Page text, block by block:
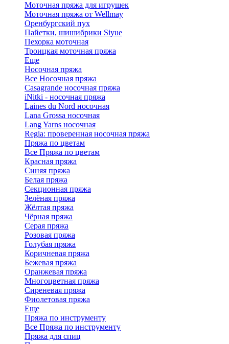
Моточная пряжа для игрушек
Моточная пряжа от Wellmay
Оренбургский пух
Пайетки, шишибрики Siyue
Пехорка моточная
Троицкая моточная пряжа
Еще
Носочная пряжа
Все Носочная пряжа
Casagrande носочная пряжа
iNitki - носочная пряжа
Laines du Nord носочная
Lana Grossa носочная
Lang Yarns носочная
Regia: проверенная носочная пряжа
Пряжа по цветам
Все Пряжа по цветам
Красная пряжа
Синяя пряжа
Белая пряжа
Секционная пряжа
Зелёная пряжа
Жёлтая пряжа
Чёрная пряжа
Серая пряжа
Розовая пряжа
Голубая пряжа
Коричневая пряжа
Бежевая пряжа
Оранжевая пряжа
Многоцветная пряжа
Сиреневая пряжа
Фиолетовая пряжа
Еще
Пряжа по инструменту
Все Пряжа по инструменту
Пряжа для спиц